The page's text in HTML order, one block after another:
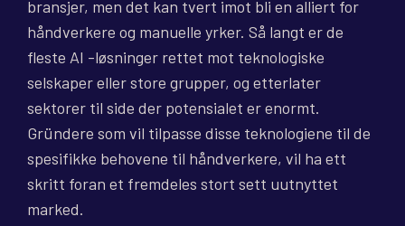
bransjer, men det kan tvert imot bli en alliert for
håndverkere og manuelle yrker. Så langt er de
fleste AI -løsninger rettet mot teknologiske
selskaper eller store grupper, og etterlater
sektorer til side der potensialet er enormt.
Gründere som vil tilpasse disse teknologiene til de
spesifikke behovene til håndverkere, vil ha ett
skritt foran et fremdeles stort sett uutnyttet
marked.